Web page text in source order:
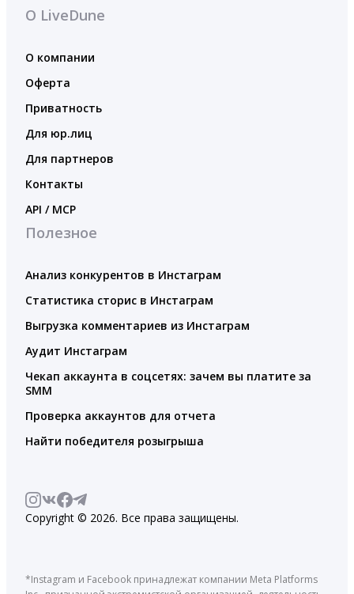
О LiveDune
О компании
Оферта
Приватность
Для юр.лиц
Для партнеров
Контакты
API / MCP
Полезное
Анализ конкурентов в Инстаграм
Статистика сторис в Инстаграм
Выгрузка комментариев из Инстаграм
Аудит Инстаграм
Чекап аккаунта в соцсетях: зачем вы платите за
SMM
Проверка аккаунтов для отчета
Найти победителя розыгрыша
Copyright © 2026. Все права защищены.
*Instagram и Facebook принадлежат компании Meta Platforms